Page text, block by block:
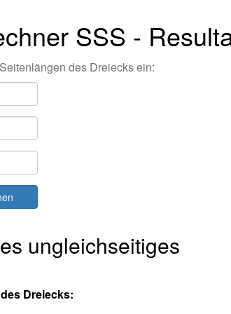
SSS -
des Dreiecks ein:
ungleichseitiges
Dreiecks: